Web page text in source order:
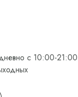
с 10:00-21:00